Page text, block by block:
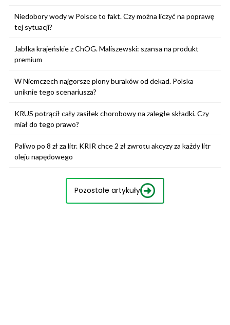
Niedobory wody w Polsce to fakt. Czy można liczyć na poprawę
tej sytuacji?
Jabłka krajeńskie z ChOG. Maliszewski: szansa na produkt
premium
W Niemczech najgorsze plony buraków od dekad. Polska
uniknie tego scenariusza?
KRUS potrącił cały zasiłek chorobowy na zaległe składki. Czy
miał do tego prawo?
Paliwo po 8 zł za litr. KRIR chce 2 zł zwrotu akcyzy za każdy litr
oleju napędowego
Pozostałe artykuły